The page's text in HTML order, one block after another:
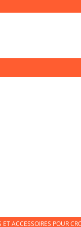
ACCESSOIRES POUR